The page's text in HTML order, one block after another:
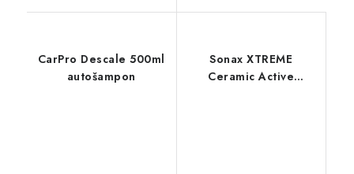
CarPro Descale 500ml
autošampon
Sonax XTREME
Ceramic Active